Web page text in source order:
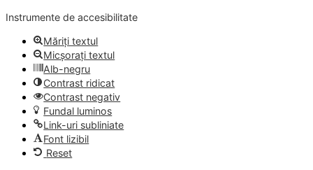
Instrumente de accesibilitate
Măriți textul
Micșorați textul
Alb-negru
Contrast ridicat
Contrast negativ
Fundal luminos
Link-uri subliniate
Font lizibil
Reset